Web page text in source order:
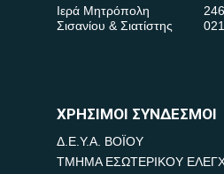
Ιερά Μητρόπολη
Σισανίου & Σιατίστης
ΧΡΗΣΙΜΟΙ ΣΥΝΔΕΣΜΟΙ
Δ.Ε.Υ.Α. ΒΟΪΟΥ
ΤΜΗΜΑ ΕΣΩΤΕΡΙΚΟΥ